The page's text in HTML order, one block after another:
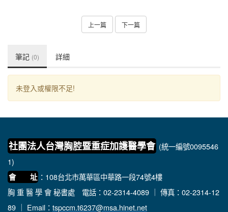
上一篇 下一篇
筆記 (0) 詳細
未登入或權限不足!
社團法人台灣胸腔暨重症加護醫學會 (統一編號0095546
1)
會 址 ：108台北市萬華區中華路一段74號4樓
胸 重 醫 學 會 秘書處 電話：02-2314-4089 ｜ 傳真：02-2314-12
89 ｜ Email： tspccm.t6237@msa.hinet.net